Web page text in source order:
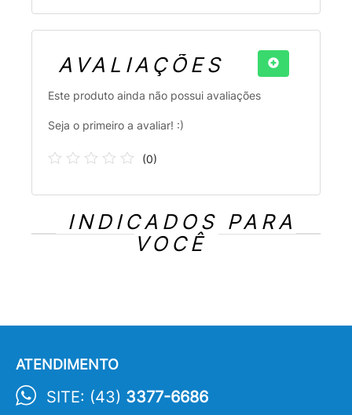
AVALIAÇÕES
Este produto ainda não possui avaliações
Seja o primeiro a avaliar! :)
(0)
INDICADOS PARA
VOCÊ
ATENDIMENTO
SITE: (43) 3377-6686